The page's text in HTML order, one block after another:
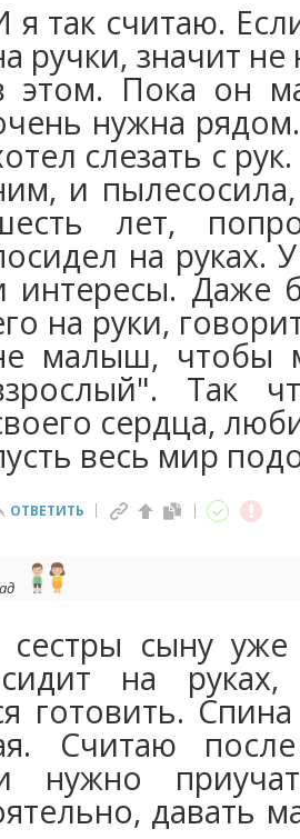
я так считаю.
ручки, значит
этом. Пока он
нужна
слезать с
и
лет,
на руках.
интересы. Даже
на руки,
малыш, чтобы
Так
сердца,
весь мир
ОТВЕТИТЬ
сыну
на
готовить.
Считаю
нужно
давать